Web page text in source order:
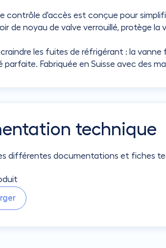
contrôle d'accès est conçue pour
de noyau de valve verrouillé, protège la
craindre les fuites de réfrigérant : la
parfaite. Fabriquée en Suisse avec des
technique
différentes documentations et fiches